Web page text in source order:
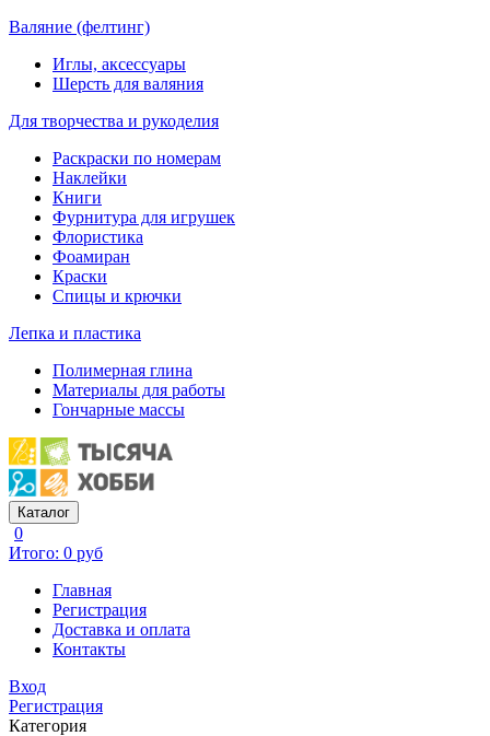
Валяние (фелтинг)
Иглы, аксессуары
Шерсть для валяния
Для творчества и рукоделия
Раскраски по номерам
Наклейки
Книги
Фурнитура для игрушек
Флористика
Фоамиран
Краски
Спицы и крючки
Лепка и пластика
Полимерная глина
Материалы для работы
Гончарные массы
Каталог
0
Итого: 0 руб
Главная
Регистрация
Доставка и оплата
Контакты
Вход
Регистрация
Категория